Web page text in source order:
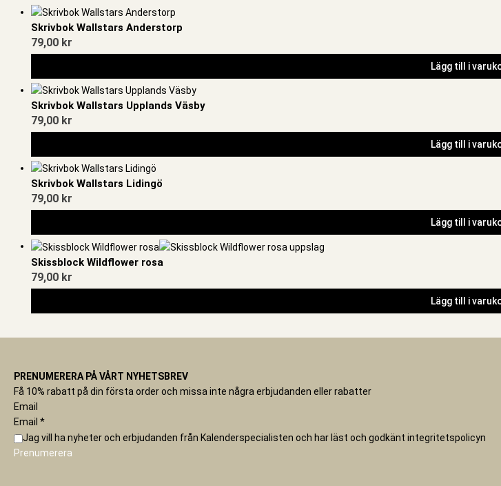
Skrivbok Wallstars Anderstorp
79,00 kr
Lägg till i
Skrivbok Wallstars Upplands Väsby
79,00 kr
Lägg till i
Skrivbok Wallstars Lidingö
79,00 kr
Lägg till i
Skissblock Wildflower rosa
79,00 kr
Lägg till i
PRENUMERERA PÅ VÅRT NYHETSBREV
Få 10% rabatt på din första order och missa inte några erbjudanden eller rabatter
Email
Email *
Jag vill ha nyheter och erbjudanden från Kalenderspecialisten och har läst och godkänt integritetspolicyn
Prenumerera